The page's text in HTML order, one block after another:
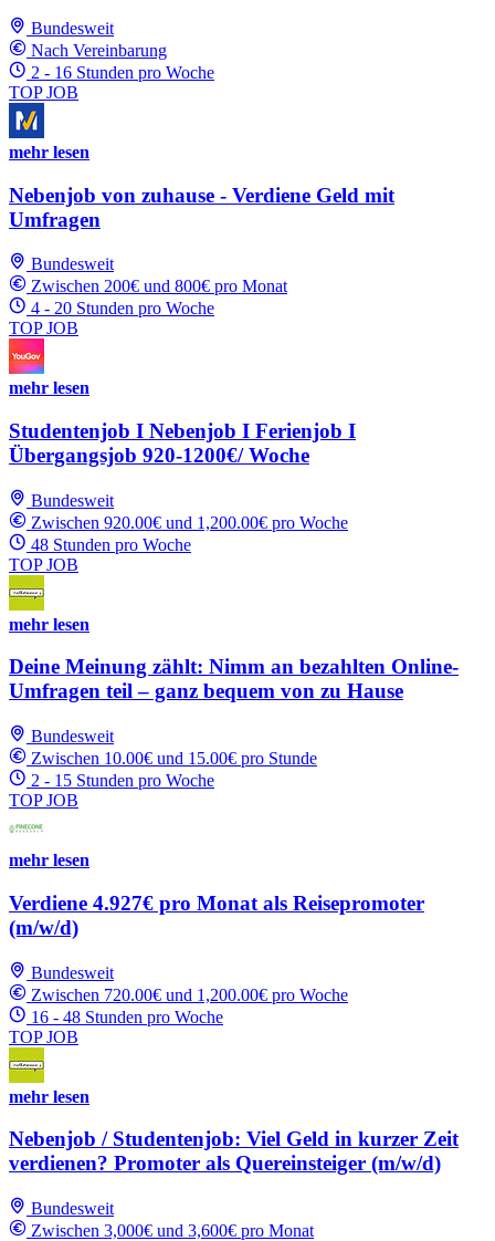
Bundesweit
Nach Vereinbarung
2 - 16 Stunden pro Woche
TOP JOB
mehr lesen
Nebenjob von zuhause - Verdiene Geld mit
Umfragen
Bundesweit
Zwischen 200€ und 800€ pro Monat
4 - 20 Stunden pro Woche
TOP JOB
mehr lesen
Studentenjob I Nebenjob I Ferienjob I
Übergangsjob 920-1200€/ Woche
Bundesweit
Zwischen 920.00€ und 1,200.00€ pro Woche
48 Stunden pro Woche
TOP JOB
mehr lesen
Deine Meinung zählt: Nimm an bezahlten Online-
Umfragen teil – ganz bequem von zu Hause
Bundesweit
Zwischen 10.00€ und 15.00€ pro Stunde
2 - 15 Stunden pro Woche
TOP JOB
mehr lesen
Verdiene 4.927€ pro Monat als Reisepromoter
(m/w/d)
Bundesweit
Zwischen 720.00€ und 1,200.00€ pro Woche
16 - 48 Stunden pro Woche
TOP JOB
mehr lesen
Nebenjob / Studentenjob: Viel Geld in kurzer Zeit
verdienen? Promoter als Quereinsteiger (m/w/d)
Bundesweit
Zwischen 3,000€ und 3,600€ pro Monat